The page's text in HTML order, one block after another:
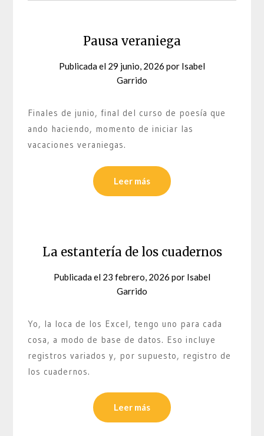
Pausa veraniega
Publicada el 29 junio, 2026 por Isabel
Garrido
Finales de junio, final del curso de poesía que
ando haciendo, momento de iniciar las
vacaciones veraniegas.
Leer más
La estantería de los cuadernos
Publicada el 23 febrero, 2026 por Isabel
Garrido
Yo, la loca de los Excel, tengo uno para cada
cosa, a modo de base de datos. Eso incluye
registros variados y, por supuesto, registro de
los cuadernos.
Leer más